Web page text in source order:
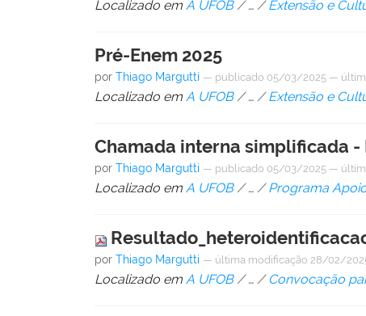
Localizado em A UFOB /…/Extensão e
Pré-Enem 2025
porThiago Margutti — publicado 05/03/2025 —
Localizado em A UFOB /…/Extensão e
Chamada interna simplificada -
porThiago Margutti — publicado 05/03/2025 —
Localizado em A UFOB /…/Programa
porThiago Margutti — última modificação 28/02/
Localizado em A UFOB /…/ Convocação